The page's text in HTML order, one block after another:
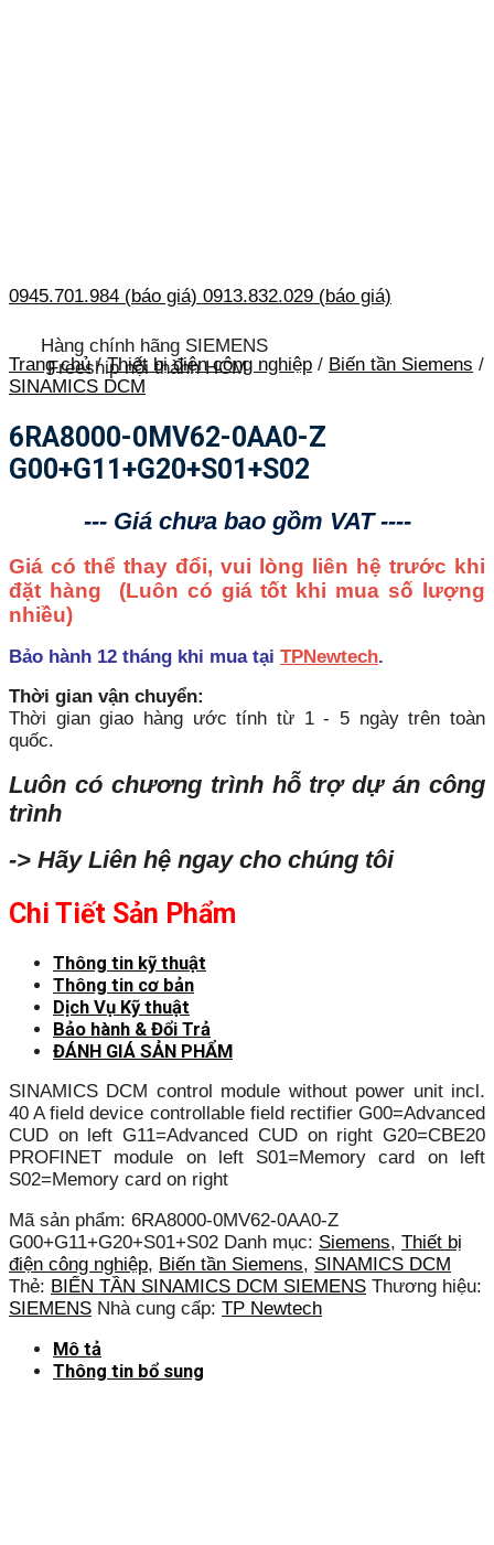
0945.701.984 (báo giá) 0913.832.029 (báo giá)
Hàng chính hãng SIEMENS
Freeship nội thành HCM
Trang chủ / Thiết bị điện công nghiệp / Biến tần Siemens /
SINAMICS DCM
6RA8000-0MV62-0AA0-Z
G00+G11+G20+S01+S02
--- Giá chưa bao gồm VAT ----
Giá có thể thay đổi, vui lòng liên hệ trước khi
đặt hàng (Luôn có giá tốt khi mua số lượng
nhiều)
Bảo hành 12 tháng khi mua tại TPNewtech.
Thời gian vận chuyển:
Thời gian giao hàng ước tính từ 1 - 5 ngày trên toàn
quốc.
Luôn có chương trình hỗ trợ dự án công
trình
-> Hãy Liên hệ ngay cho chúng tôi
Chi Tiết Sản Phẩm
Thông tin kỹ thuật
Thông tin cơ bản
Dịch Vụ Kỹ thuật
Bảo hành & Đổi Trả
ĐÁNH GIÁ SẢN PHẨM
SINAMICS DCM control module without power unit incl.
40 A field device controllable field rectifier G00=Advanced
CUD on left G11=Advanced CUD on right G20=CBE20
PROFINET module on left S01=Memory card on left
S02=Memory card on right
Mã sản phẩm: 6RA8000-0MV62-0AA0-Z
G00+G11+G20+S01+S02 Danh mục: Siemens, Thiết bị
điện công nghiệp, Biến tần Siemens, SINAMICS DCM
Thẻ: BIẾN TẦN SINAMICS DCM SIEMENS Thương hiệu:
SIEMENS Nhà cung cấp: TP Newtech
Mô tả
Thông tin bổ sung